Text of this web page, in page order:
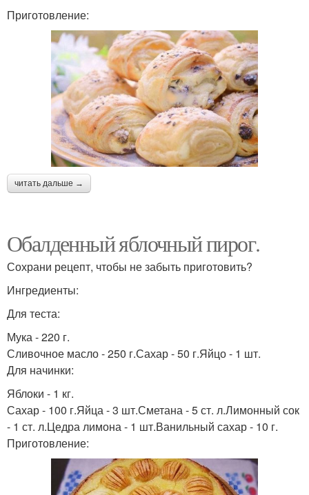
Приготовление:
читать дальше →
Обалденный яблочный пирог.
Сохрани рецепт, чтобы не забыть приготовить?
Ингредиенты:
Для теста:
Мука - 220 г.
Сливочное масло - 250 г.Сахар - 50 г.Яйцо - 1 шт.
Для начинки:
Яблоки - 1 кг.
Сахар - 100 г.Яйца - 3 шт.Сметана - 5 ст. л.Лимонный сок
- 1 ст. л.Цедра лимона - 1 шт.Ванильный сахар - 10 г.
Приготовление: